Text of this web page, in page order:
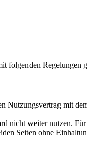
folgenden Regelungen
mit
nicht weiter nutzen.
Seiten ohne